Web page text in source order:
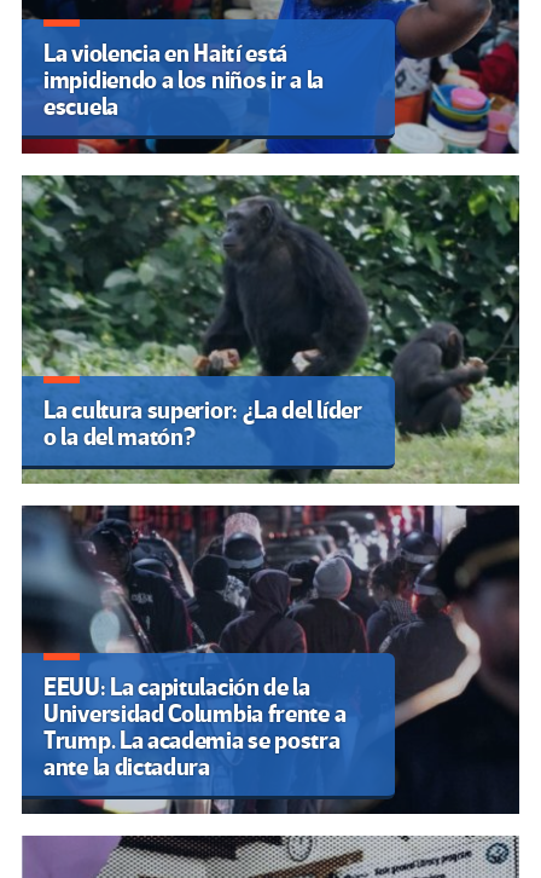
La violencia en Haití está
impidiendo a los niños ir a la
escuela
La cultura superior: ¿La del líder
o la del matón?
EEUU: La capitulación de la
Universidad Columbia frente a
Trump. La academia se postra
ante la dictadura